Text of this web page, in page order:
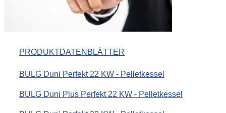
PRODUKTDATENBLÄTTER
BULG Duni Perfekt 22 KW - Pelletkessel
BULG Duni Plus Perfekt 22 KW - Pelletkessel